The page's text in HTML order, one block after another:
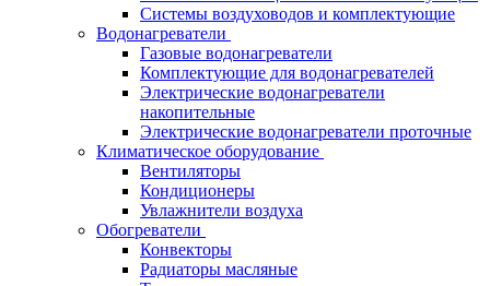
Системы воздуховодов и комплектующие
Водонагреватели
Газовые водонагреватели
Комплектующие для водонагревателей
Электрические водонагреватели
накопительные
Электрические водонагреватели проточные
Климатическое оборудование
Вентиляторы
Кондиционеры
Увлажнители воздуха
Обогреватели
Конвекторы
Радиаторы масляные